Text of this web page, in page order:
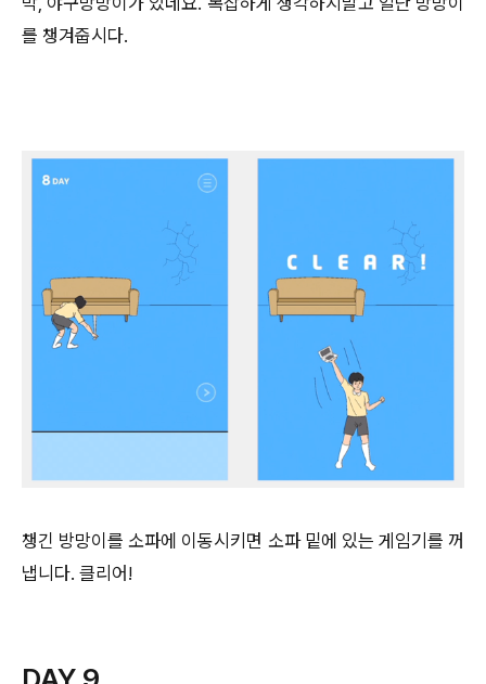
를 챙겨줍시다.
챙긴 방망이를 소파에 이동시키면 소파 밑에 있는 게임기를 꺼
냅니다. 클리어!